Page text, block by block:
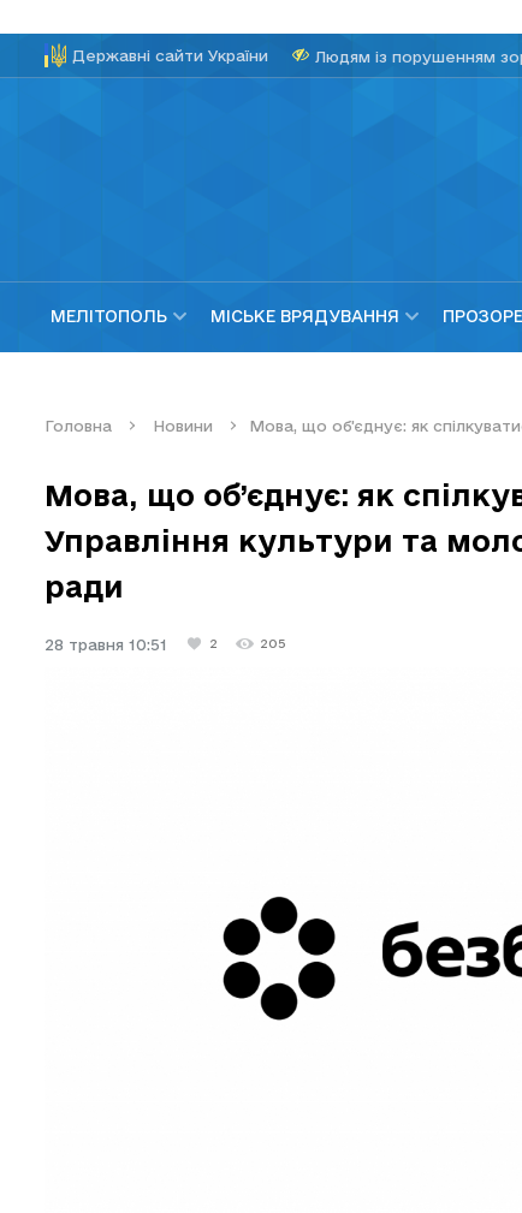
Державні сайти України Людям із порушенням
МЕЛІТОПОЛЬ МІСЬКЕ ВРЯДУВАННЯ
Головна Новини Мова, що об’єднує: як
Мова, що об’єднує: як
Управління культури та
ради
28 травня 10:51 2 205